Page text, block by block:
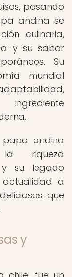
pasando
andina se
culinaria,
y su sabor
Su
mundial
papa andina
riqueza
su legado
a
que
y